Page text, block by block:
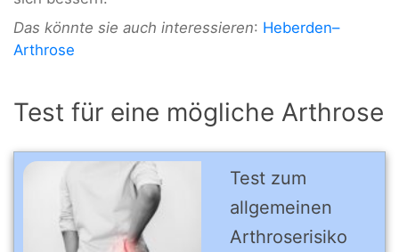
Das könnte sie auch interessieren: Heberden–
Arthrose
Test für eine mögliche Arthrose
Test zum
allgemeinen
Arthro­se­risi­ko